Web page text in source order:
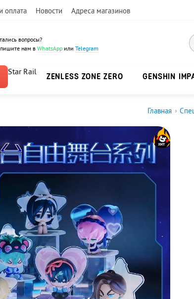
оплата Новости Адреса магазинов
вопросы?
нам вWhatsApp илиTelegram
Star Rail
ZENLESS ZONE ZERO GENSHIN
Главная ›